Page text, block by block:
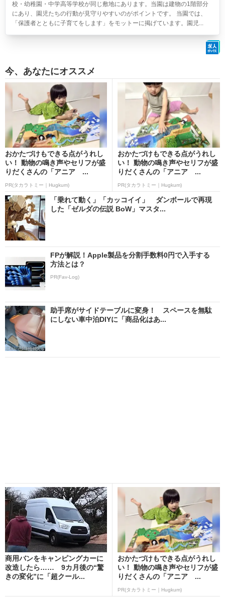
校・幼稚園・中学高等学校が同じ敷地にあります。当園は建物の1階部分
にあり、園児たちの行動が見守りやすいのがポイントです。 当園では、
「保護者とともに子育てをします」をモットーに掲げています。園児...
今、あなたにオススメ
おかたづけもできる点がうれし
い！ 動物の鳴き声やセリフが盛
りだくさんの「アニア ...
PR(タカラトミー｜Hugkum)
おかたづけもできる点がうれし
い！ 動物の鳴き声やセリフが盛
りだくさんの「アニア ...
PR(タカラトミー｜Hugkum)
「乗れて動く」「カッコイイ」 ダンボールで再現
した「ゼルダの伝説 BoW」マスタ...
FPが解説！Apple製品を分割手数料0円で入手する
方法とは？
PR(Fav-Log)
助手席がサイドテーブルに変身！ スペースを無駄
にしない車中泊DIYに「商品化はあ...
商用バンをキャンピングカーに
改造したら…… 9カ月後の“驚
きの変化”に「超クール...
おかたづけもできる点がうれし
い！ 動物の鳴き声やセリフが盛
りだくさんの「アニア ...
PR(タカラトミー｜Hugkum)